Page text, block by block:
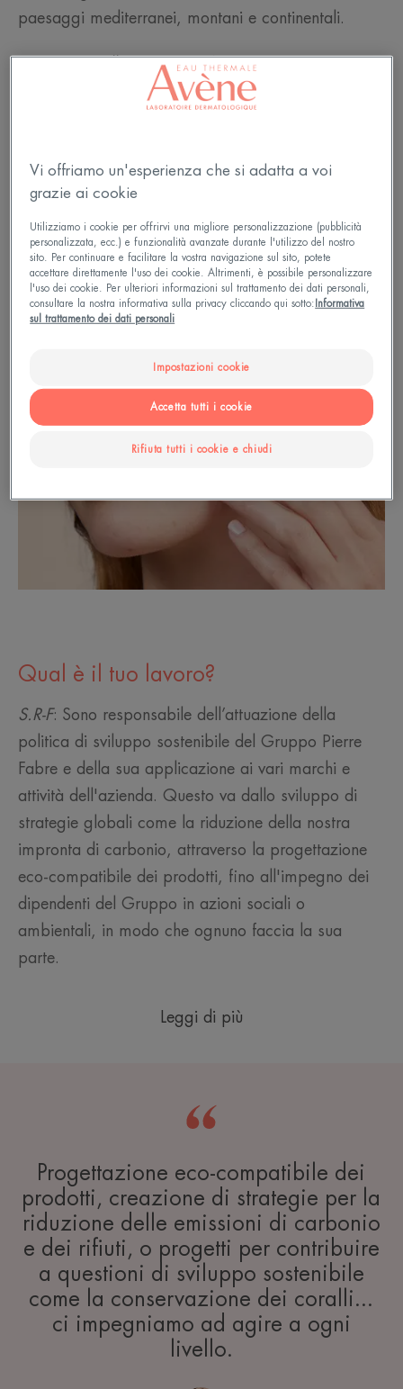
paesaggi mediterranei, montani e continentali.
Séverine Roullet-Furnemont: Natura onnipresente.
Siamo nel cuore del Parco Naturale regionale
Qual è il tuo lavoro?
S.R-F: Sono responsabile dell’attuazione della
politica di sviluppo sostenibile del Gruppo Pierre
Fabre e della sua applicazione ai vari marchi e
attività dell'azienda. Questo va dallo sviluppo di
strategie globali come la riduzione della nostra
impronta di carbonio, attraverso la progettazione
eco-compatibile dei prodotti, fino all'impegno dei
dipendenti del Gruppo in azioni sociali o
ambientali, in modo che ognuno faccia la sua
parte.
Leggi di più
Progettazione eco-compatibile dei
prodotti, creazione di strategie per la
riduzione delle emissioni di carbonio
e dei rifiuti, o progetti per contribuire
a questioni di sviluppo sostenibile
come la conservazione dei coralli...
ci impegniamo ad agire a ogni
livello.
Vi offriamo un'esperienza che si adatta a voi
grazie ai cookie
Utilizziamo i cookie per offrirvi una migliore personalizzazione (pubblicità
personalizzata, ecc.) e funzionalità avanzate durante l'utilizzo del nostro
sito. Per continuare e facilitare la vostra navigazione sul sito, potete
accettare direttamente l'uso dei cookie. Altrimenti, è possibile personalizzare
l'uso dei cookie. Per ulteriori informazioni sul trattamento dei dati personali,
consultare la nostra informativa sulla privacy cliccando qui sotto: Informativa
sul trattamento dei dati personali
Impostazioni cookie
Rifiuta tutti i cookie e chiudi
Accetta tutti i cookie